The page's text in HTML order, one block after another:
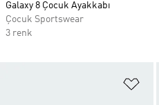
Galaxy 8 Çocuk Ayakkabı
Çocuk Sportswear
3 renk